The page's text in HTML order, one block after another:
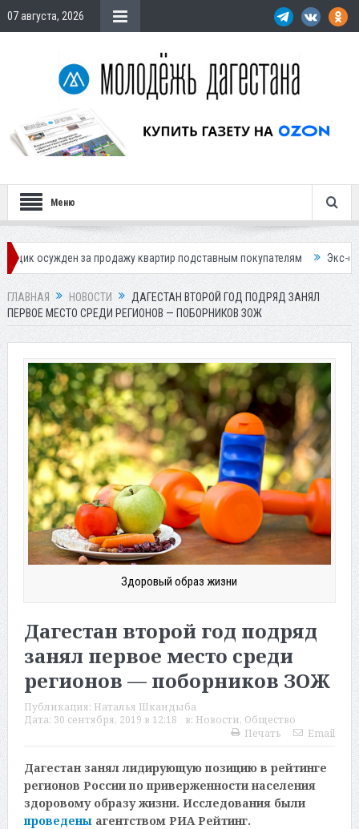
07 августа, 2026
Меню
за продажу квартир подставным покупателям Экс-сотрудница
ГЛАВНАЯ НОВОСТИ
ДАГЕСТАН ВТОРОЙ ГОД ПОДРЯД ЗАНЯЛ
ПЕРВОЕ МЕСТО СРЕДИ РЕГИОНОВ — ПОБОРНИКОВ ЗОЖ
Здоровый образ жизни
Дагестан второй год подряд
занял первое место среди
регионов — поборников ЗОЖ
Публикация: Наталья Шкандыба
Дата: 30 сентября, 2019 в 12:18 в: Новости, Общество
Печать
Email
Дагестан занял лидирующую позицию в рейтинге
регионов России по приверженности населения
здоровому образу жизни. Исследования были
проведеныагентством РИА Рейтинг.